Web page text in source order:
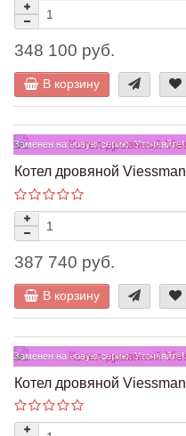
348 100 руб.
В корзину
Заменен на новую серию. Уточняйте!
Котел дровяной
387 740 руб.
В корзину
Заменен на новую серию. Уточняйте!
Котел дровяной